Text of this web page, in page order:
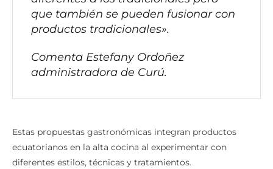
que también se pueden fusionar con
productos tradicionales».
Comenta Estefany Ordoñez
administradora de Curú.
Estas propuestas gastronómicas integran productos
ecuatorianos en la alta cocina al experimentar con
diferentes estilos, técnicas y tratamientos.